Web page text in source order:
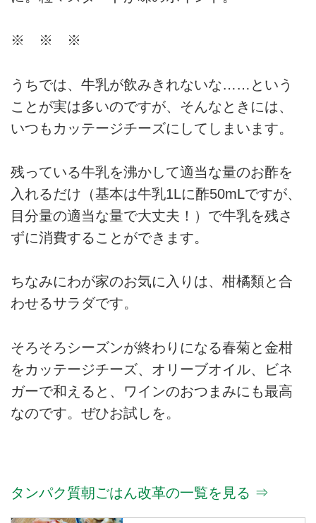
※ ※ ※
うちでは、牛乳が飲みきれないな……という
ことが実は多いのですが、そんなときには、
いつもカッテージチーズにしてしまいます。
残っている牛乳を沸かして適当な量のお酢を
入れるだけ（基本は牛乳1Lに酢50mLですが、
目分量の適当な量で大丈夫！）で牛乳を残さ
ずに消費することができます。
ちなみにわが家のお気に入りは、柑橘類と合
わせるサラダです。
そろそろシーズンが終わりになる春菊と金柑
をカッテージチーズ、オリーブオイル、ビネ
ガーで和えると、ワインのおつまみにも最高
なのです。ぜひお試しを。
タンパク質朝ごはん改革の一覧を見る ⇒